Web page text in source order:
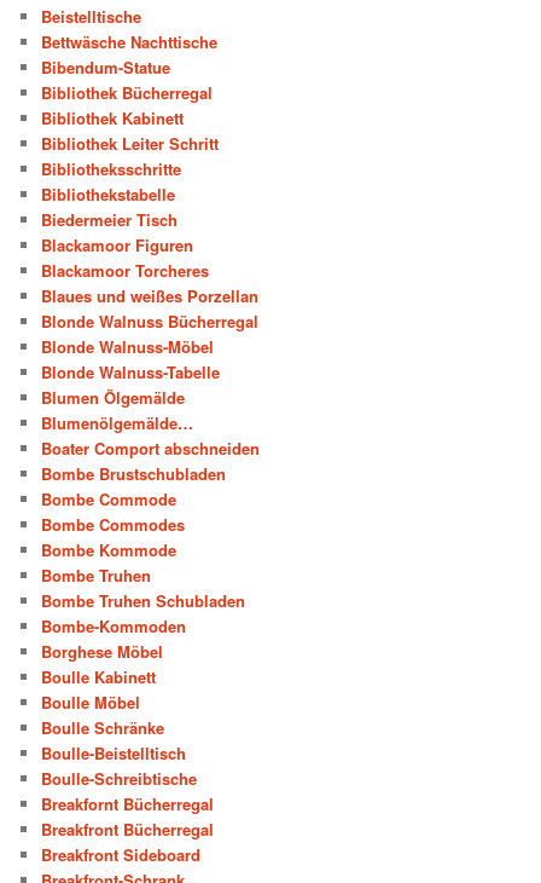
Beistelltische
Bettwäsche Nachttische
Bibendum-Statue
Bibliothek Bücherregal
Bibliothek Kabinett
Bibliothek Leiter Schritt
Bibliotheksschritte
Bibliothekstabelle
Biedermeier Tisch
Blackamoor Figuren
Blackamoor Torcheres
Blaues und weißes Porzellan
Blonde Walnuss Bücherregal
Blonde Walnuss-Möbel
Blonde Walnuss-Tabelle
Blumen Ölgemälde
Blumenölgemälde…
Boater Comport abschneiden
Bombe Brustschubladen
Bombe Commode
Bombe Commodes
Bombe Kommode
Bombe Truhen
Bombe Truhen Schubladen
Bombe-Kommoden
Borghese Möbel
Boulle Kabinett
Boulle Möbel
Boulle Schränke
Boulle-Beistelltisch
Boulle-Schreibtische
Breakfornt Bücherregal
Breakfront Bücherregal
Breakfront Sideboard